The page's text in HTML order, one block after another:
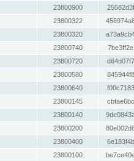
23800900
23800322
23800320
23800740
23800720
23800580
23800640
23800145
23800140
23800200
23800400
23800100